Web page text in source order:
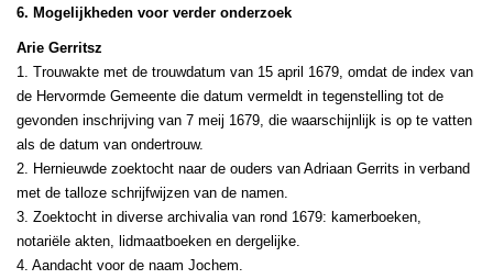
6. Mogelijkheden voor verder onderzoek
Arie Gerritsz
1. Trouwakte met de trouwdatum van 15 april 1679, omdat de index van
de Hervormde Gemeente die datum vermeldt in tegenstelling tot de
gevonden inschrijving van 7 meij 1679, die waarschijnlijk is op te vatten
als de datum van ondertrouw.
2. Hernieuwde zoektocht naar de ouders van Adriaan Gerrits in verband
met de talloze schrijfwijzen van de namen.
3. Zoektocht in diverse archivalia van rond 1679: kamerboeken,
notariële akten, lidmaatboeken en dergelijke.
4. Aandacht voor de naam Jochem.